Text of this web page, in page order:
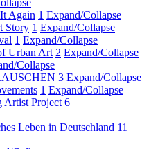
Again 1 Expand/Collapse
Story 1 Expand/Collapse
1 Expand/Collapse
Urban Art 2 Expand/Collapse
Collapse
3 Expand/Collapse
1 Expand/Collapse
Artist Project 6
Leben in Deutschland 11